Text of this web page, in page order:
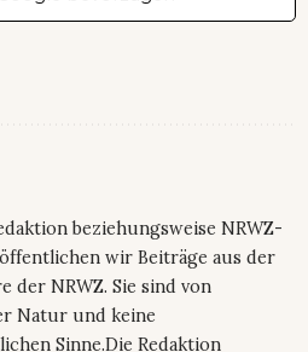
beziehungsweise NRWZ-
wir Beiträge aus der
der NRWZ. Sie sind von
Natur und keine
Sinne.Die Redaktion